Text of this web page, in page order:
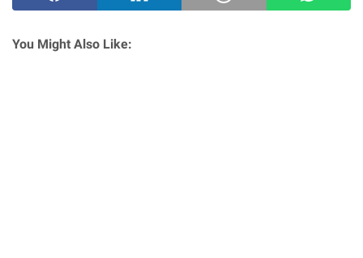
You Might Also Like: